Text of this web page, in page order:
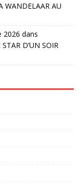
WANDELAAR AU
2026 dans
D’UN SOIR